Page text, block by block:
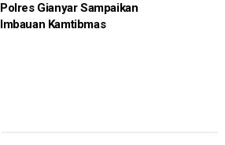
Polres Gianyar Sampaikan
Imbauan Kamtibmas